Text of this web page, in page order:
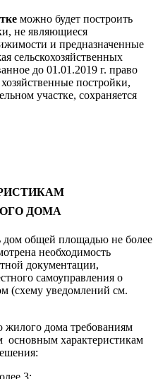
можно будет построить
не являющиеся
и предназначенные
сельскохозяйственных
до 01.01.2019 г. право
постройки,
участке, сохраняется
ДОМА
дом общей площадью не более
необходимость
документации,
самоуправления о
(схему уведомлений см.
жилого дома требованиям
основным характеристикам
3;